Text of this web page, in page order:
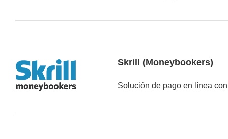
Skrill (Moneybookers)
Solución de pago en línea